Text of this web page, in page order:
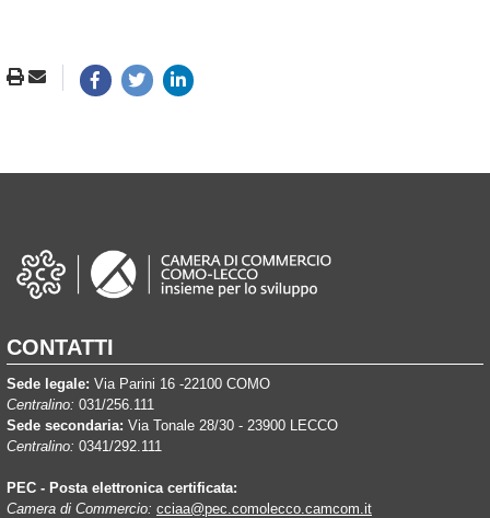
CONTATTI
Sede legale: Via Parini 16 -22100 COMO
Centralino: 031/256.111
Sede secondaria: Via Tonale 28/30 - 23900 LECCO
Centralino: 0341/292.111
PEC - Posta elettronica certificata:
Camera di Commercio: cciaa@pec.comolecco.camcom.it